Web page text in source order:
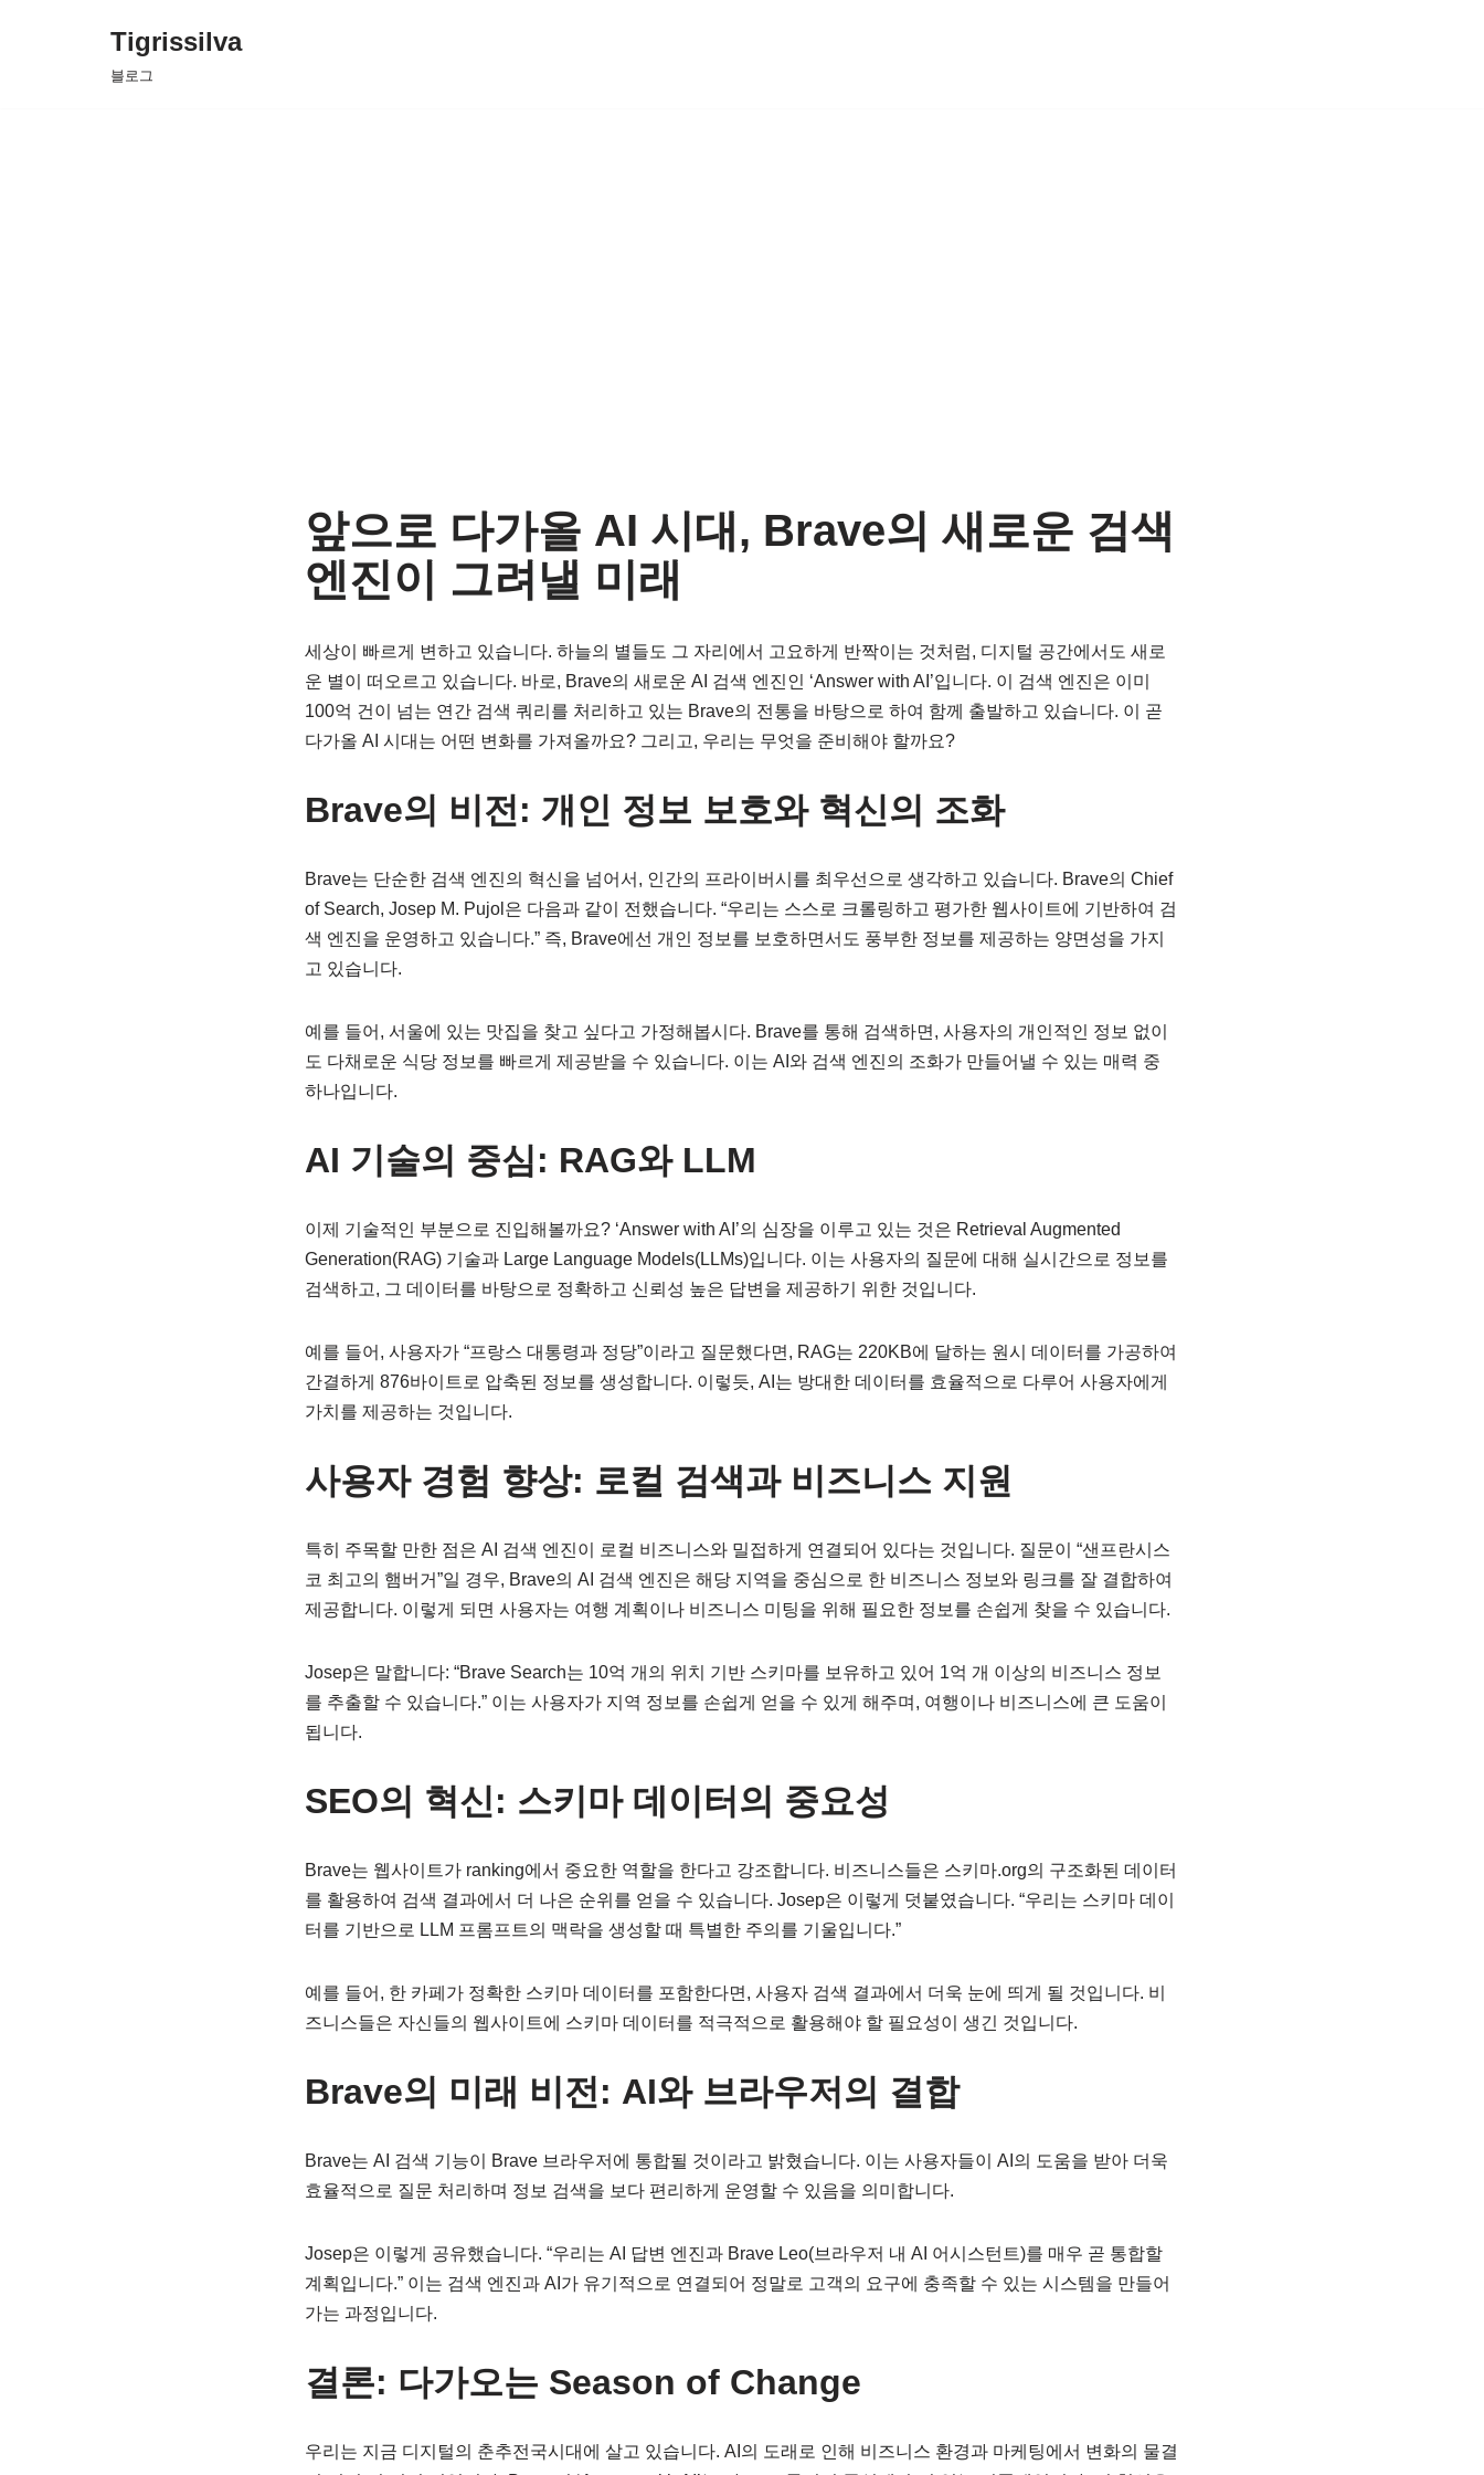
Tigrissilva
블로그
앞으로 다가올 AI 시대, Brave의 새로운 검색
엔진이 그려낼 미래
세상이 빠르게 변하고 있습니다. 하늘의 별들도 그 자리에서 고요하게 반짝이는 것처럼, 디지털 공간에서도 새로
운 별이 떠오르고 있습니다. 바로, Brave의 새로운 AI 검색 엔진인 ‘Answer with AI’입니다. 이 검색 엔진은 이미
100억 건이 넘는 연간 검색 쿼리를 처리하고 있는 Brave의 전통을 바탕으로 하여 함께 출발하고 있습니다. 이 곧
다가올 AI 시대는 어떤 변화를 가져올까요? 그리고, 우리는 무엇을 준비해야 할까요?
Brave의 비전: 개인 정보 보호와 혁신의 조화
Brave는 단순한 검색 엔진의 혁신을 넘어서, 인간의 프라이버시를 최우선으로 생각하고 있습니다. Brave의 Chief
of Search, Josep M. Pujol은 다음과 같이 전했습니다. “우리는 스스로 크롤링하고 평가한 웹사이트에 기반하여 검
색 엔진을 운영하고 있습니다.” 즉, Brave에선 개인 정보를 보호하면서도 풍부한 정보를 제공하는 양면성을 가지
고 있습니다.
예를 들어, 서울에 있는 맛집을 찾고 싶다고 가정해봅시다. Brave를 통해 검색하면, 사용자의 개인적인 정보 없이
도 다채로운 식당 정보를 빠르게 제공받을 수 있습니다. 이는 AI와 검색 엔진의 조화가 만들어낼 수 있는 매력 중
하나입니다.
AI 기술의 중심: RAG와 LLM
이제 기술적인 부분으로 진입해볼까요? ‘Answer with AI’의 심장을 이루고 있는 것은 Retrieval Augmented
Generation(RAG) 기술과 Large Language Models(LLMs)입니다. 이는 사용자의 질문에 대해 실시간으로 정보를
검색하고, 그 데이터를 바탕으로 정확하고 신뢰성 높은 답변을 제공하기 위한 것입니다.
예를 들어, 사용자가 “프랑스 대통령과 정당”이라고 질문했다면, RAG는 220KB에 달하는 원시 데이터를 가공하여
간결하게 876바이트로 압축된 정보를 생성합니다. 이렇듯, AI는 방대한 데이터를 효율적으로 다루어 사용자에게
가치를 제공하는 것입니다.
사용자 경험 향상: 로컬 검색과 비즈니스 지원
특히 주목할 만한 점은 AI 검색 엔진이 로컬 비즈니스와 밀접하게 연결되어 있다는 것입니다. 질문이 “샌프란시스
코 최고의 햄버거”일 경우, Brave의 AI 검색 엔진은 해당 지역을 중심으로 한 비즈니스 정보와 링크를 잘 결합하여
제공합니다. 이렇게 되면 사용자는 여행 계획이나 비즈니스 미팅을 위해 필요한 정보를 손쉽게 찾을 수 있습니다.
Josep은 말합니다: “Brave Search는 10억 개의 위치 기반 스키마를 보유하고 있어 1억 개 이상의 비즈니스 정보
를 추출할 수 있습니다.” 이는 사용자가 지역 정보를 손쉽게 얻을 수 있게 해주며, 여행이나 비즈니스에 큰 도움이
됩니다.
SEO의 혁신: 스키마 데이터의 중요성
Brave는 웹사이트가 ranking에서 중요한 역할을 한다고 강조합니다. 비즈니스들은 스키마.org의 구조화된 데이터
를 활용하여 검색 결과에서 더 나은 순위를 얻을 수 있습니다. Josep은 이렇게 덧붙였습니다. “우리는 스키마 데이
터를 기반으로 LLM 프롬프트의 맥락을 생성할 때 특별한 주의를 기울입니다.”
예를 들어, 한 카페가 정확한 스키마 데이터를 포함한다면, 사용자 검색 결과에서 더욱 눈에 띄게 될 것입니다. 비
즈니스들은 자신들의 웹사이트에 스키마 데이터를 적극적으로 활용해야 할 필요성이 생긴 것입니다.
Brave의 미래 비전: AI와 브라우저의 결합
Brave는 AI 검색 기능이 Brave 브라우저에 통합될 것이라고 밝혔습니다. 이는 사용자들이 AI의 도움을 받아 더욱
효율적으로 질문 처리하며 정보 검색을 보다 편리하게 운영할 수 있음을 의미합니다.
Josep은 이렇게 공유했습니다. “우리는 AI 답변 엔진과 Brave Leo(브라우저 내 AI 어시스턴트)를 매우 곧 통합할
계획입니다.” 이는 검색 엔진과 AI가 유기적으로 연결되어 정말로 고객의 요구에 충족할 수 있는 시스템을 만들어
가는 과정입니다.
결론: 다가오는 Season of Change
우리는 지금 디지털의 춘추전국시대에 살고 있습니다. AI의 도래로 인해 비즈니스 환경과 마케팅에서 변화의 물결